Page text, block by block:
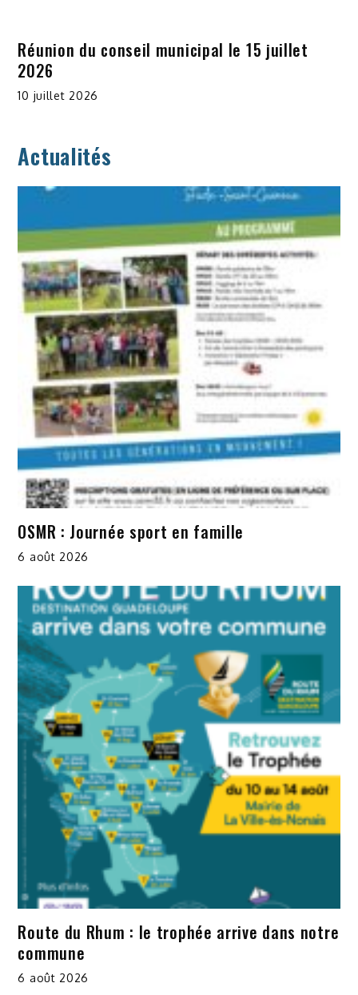
Réunion du conseil municipal le 15 juillet
2026
10 juillet 2026
Actualités
OSMR : Journée sport en famille
6 août 2026
Route du Rhum : le trophée arrive dans notre
commune
6 août 2026